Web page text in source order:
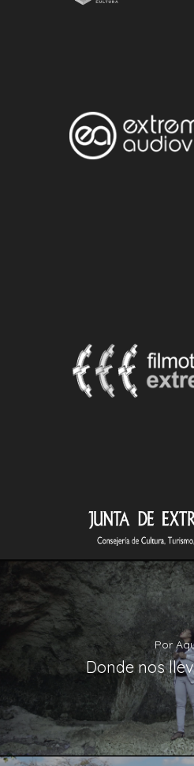
Por
Donde nos